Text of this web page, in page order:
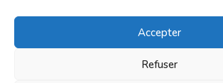
Accepter
Refuser
C'est un [...]
En savoir plus